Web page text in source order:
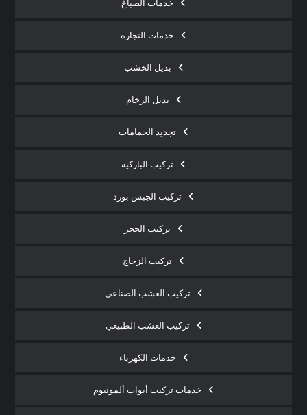
خدمات الصباغ
خدمات النجارة
بديل الخشب
بديل الرخام
تجديد الحمامات
تركيب الباركيه
تركيب الجبس بورد
تركيب الحجر
تركيب الزجاج
تركيب العشب الصناعي
تركيب العشب الطبيعي
خدمات الكهرباء
خدمات تركيب أبواب ألمونيوم